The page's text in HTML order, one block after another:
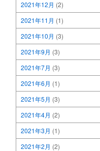
2021年12月 (2)
2021年11月 (1)
2021年10月 (3)
2021年9月 (3)
2021年7月 (3)
2021年6月 (1)
2021年5月 (3)
2021年4月 (2)
2021年3月 (1)
2021年2月 (2)